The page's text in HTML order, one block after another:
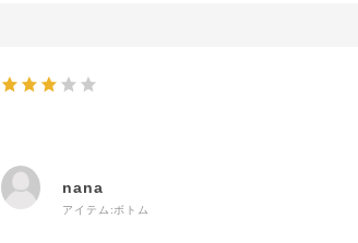
nana
アイテム:ボトム